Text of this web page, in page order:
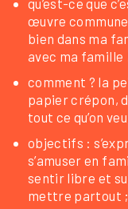
œuvre commune
bien dans ma
avec ma famille
comment ? la
papier crépon,
tout ce qu’on
objectifs :
s’amuser en
sentir libre et
mettre partout